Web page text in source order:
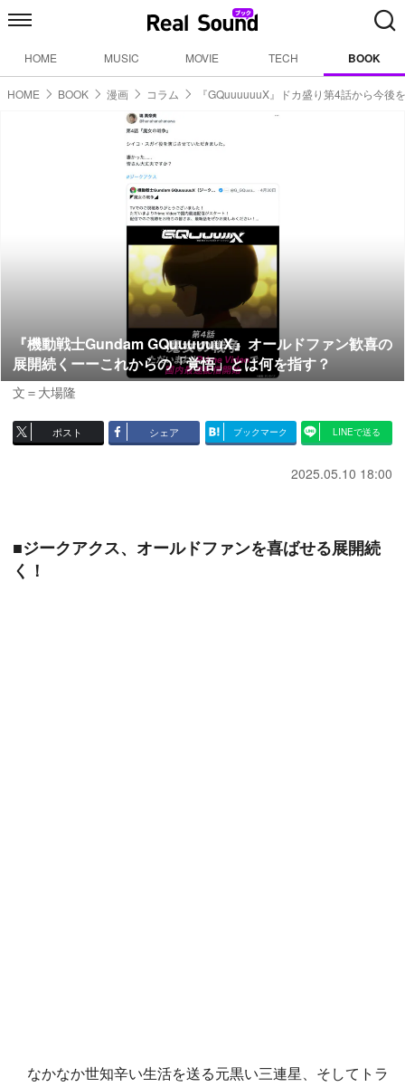
HOME MUSIC MOVIE TECH BOOK
HOME BOOK 漫画 コラム 『GQuuuuuuX』ドカ盛り第4話から今後
『機動戦士Gundam GQuuuuuuX』オールドファン歓喜の
展開続くーーこれからの「覚悟」とは何を指す？
文＝大場隆
ポスト シェア ブックマーク LINEで送る
2025.05.10 18:00
■ジークアクス、オールドファンを喜ばせる展開続
く！
なかなか世知辛い生活を送る元黒い三連星、そしてトラ